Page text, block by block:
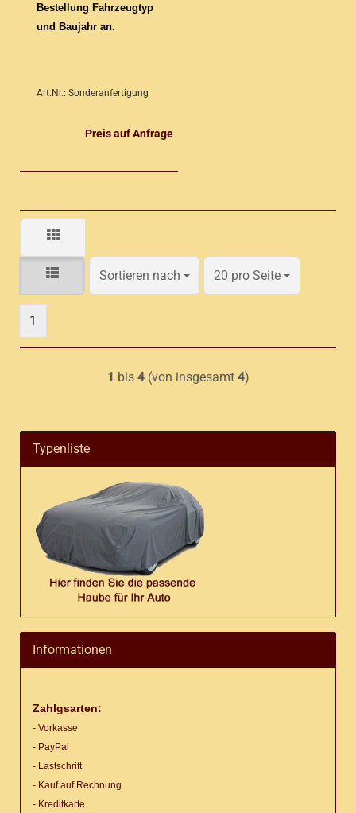
Bestellung Fahrzeugtyp
und Baujahr an.
Art.Nr.: Sonderanfertigung
Preis auf Anfrage
Sortieren nach
Sortieren nach 20 pro Seite
pro Seite
1
1 bis 4(von insgesamt 4)
Typenliste
Informationen
Zahlgsarten:
- Vorkasse
- PayPal
- Lastschrift
- Kauf auf Rechnung
- Kreditkarte